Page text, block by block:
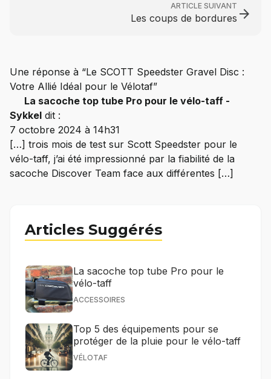
ARTICLE SUIVANT
Les coups de bordures arrow_forward
Une réponse à “Le SCOTT Speedster Gravel Disc :
Votre Allié Idéal pour le Vélotaf”
La sacoche top tube Pro pour le vélo-taff -
Sykkel dit :
7 octobre 2024 à 14h31
[…] trois mois de test sur Scott Speedster pour le
vélo-taff, j’ai été impressionné par la fiabilité de la
sacoche Discover Team face aux différentes […]
Articles Suggérés
La sacoche top tube Pro pour le
vélo-taff
ACCESSOIRES
Top 5 des équipements pour se
protéger de la pluie pour le vélo-taff
VÉLOTAF